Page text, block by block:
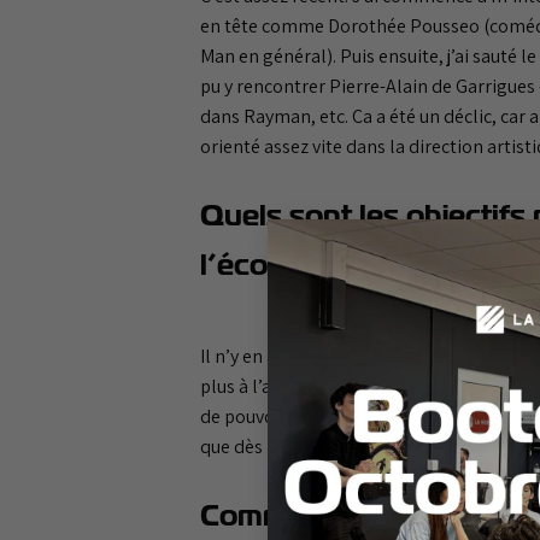
Bootcamp
Octobre
en tête comme Dorothée Pousseo
Man en général). Puis ensuite, j’ai sauté
pu y rencontrer Pierre-Alain de
dans Rayman, etc. Ça a été un déclic,
orienté assez vite dans la direction
Quels sont les objectifs
l’école ?
Il n’y en a pas vraiment. Je dirais
plus à l’aise à l’oral. C’est tout un
de pouvoir s’amuser avant tout, parce
que dès la première le concept a pu
Comment s’intègrent